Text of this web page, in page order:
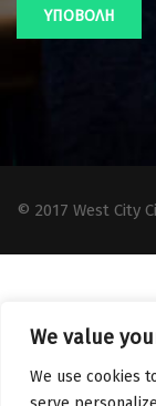
We value
We use cookies
© 2017 West City